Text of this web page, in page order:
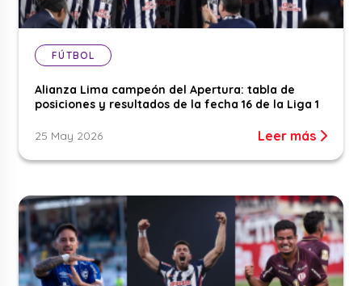
FÚTBOL
Alianza Lima campeón del Apertura: tabla de
posiciones y resultados de la fecha 16 de la Liga 1
25 May 2026 Leer más